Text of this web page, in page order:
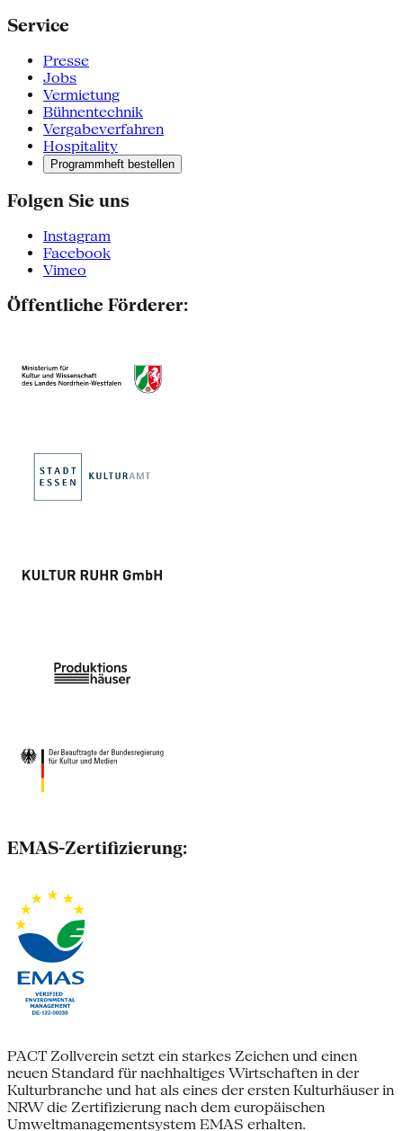
Service
Presse
Jobs
Vermietung
Bühnentechnik
Vergabeverfahren
Hospitality
Programmheft bestellen
Folgen Sie uns
Instagram
Facebook
Vimeo
Öffentliche Förderer:
EMAS-Zertifizierung:
PACT Zollverein setzt ein starkes Zeichen und einen
neuen Standard für nachhaltiges Wirtschaften in der
Kulturbranche und hat als eines der ersten Kulturhäuser in
NRW die Zertifizierung nach dem europäischen
Umweltmanagementsystem EMAS erhalten.